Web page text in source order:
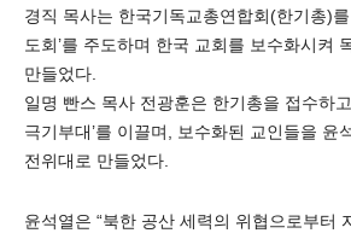
경직 목사는 한국기독교총연합회(한기총)
도회’를 주도하며 한국 교회를 보수화시켜
만들었다.
일명 빤스 목사 전광훈은 한기총을 접수하
극기부대’를 이끌며, 보수화된 교인들을 윤
전위대로 만들었다.
윤석열은 “북한 공산 세력의 위협으로부터